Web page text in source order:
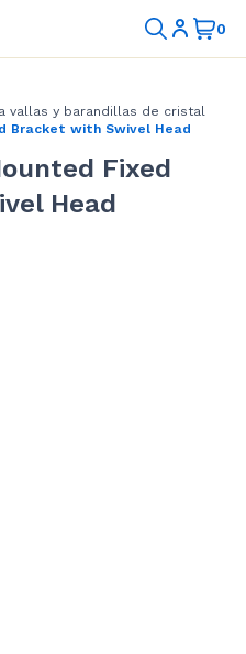
vallas y barandillas de cristal
Bracket with Swivel Head
Fixed
Head